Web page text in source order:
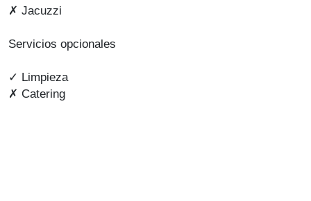
✗ Jacuzzi
Servicios opcionales
✓ Limpieza
✗ Catering